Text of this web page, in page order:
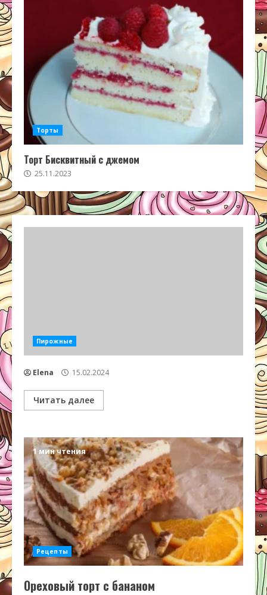
Торты
Торт Бисквитный с джемом
25.11.2023
Пирожные
Elena 15.02.2024
Читать далее
1 мин чтения
Рецепты
Ореховый торт с бананом